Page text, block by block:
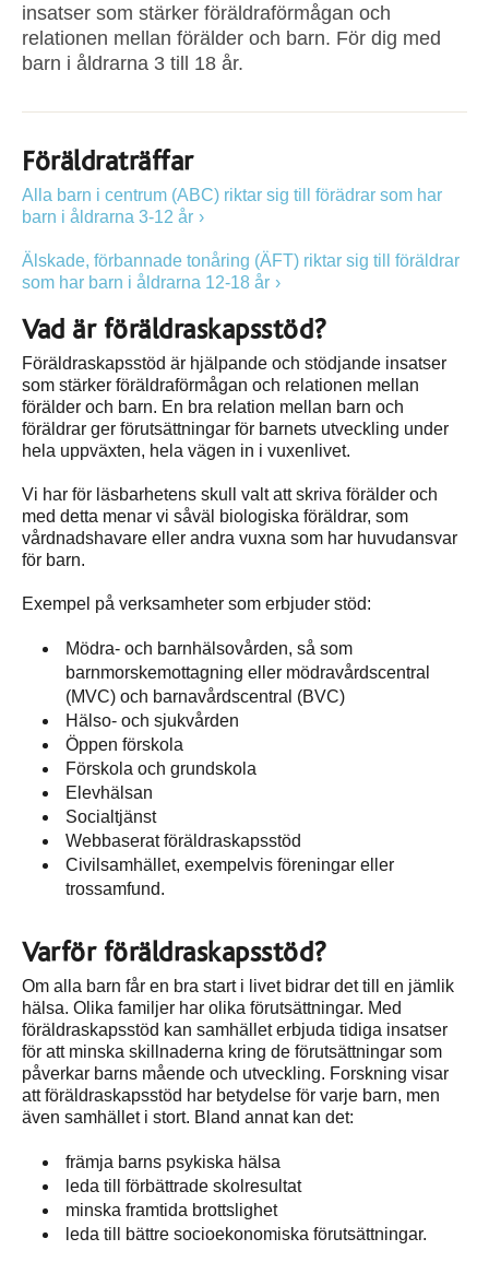
insatser som stärker föräldraförmågan och
relationen mellan förälder och barn. För dig med
barn i åldrarna 3 till 18 år.
Föräldraträffar
Alla barn i centrum (ABC) riktar sig till förädrar som har
barn i åldrarna 3-12 år
Älskade, förbannade tonåring (ÄFT) riktar sig till föräldrar
som har barn i åldrarna 12-18 år
Vad är föräldraskapsstöd?
Föräldraskapsstöd är hjälpande och stödjande insatser
som stärker föräldraförmågan och relationen mellan
förälder och barn. En bra relation mellan barn och
föräldrar ger förutsättningar för barnets utveckling under
hela uppväxten, hela vägen in i vuxenlivet.
Vi har för läsbarhetens skull valt att skriva förälder och
med detta menar vi såväl biologiska föräldrar, som
vårdnadshavare eller andra vuxna som har huvudansvar
för barn.
Exempel på verksamheter som erbjuder stöd:
Mödra- och barnhälsovården, så som
barnmorskemottagning eller mödravårdscentral
(MVC) och barnavårdscentral (BVC)
Hälso- och sjukvården
Öppen förskola
Förskola och grundskola
Elevhälsan
Socialtjänst
Webbaserat föräldraskapsstöd
Civilsamhället, exempelvis föreningar eller
trossamfund.
Varför föräldraskapsstöd?
Om alla barn får en bra start i livet bidrar det till en jämlik
hälsa. Olika familjer har olika förutsättningar. Med
föräldraskapsstöd kan samhället erbjuda tidiga insatser
för att minska skillnaderna kring de förutsättningar som
påverkar barns mående och utveckling. Forskning visar
att föräldraskapsstöd har betydelse för varje barn, men
även samhället i stort. Bland annat kan det:
främja barns psykiska hälsa
leda till förbättrade skolresultat
minska framtida brottslighet
leda till bättre socioekonomiska förutsättningar.